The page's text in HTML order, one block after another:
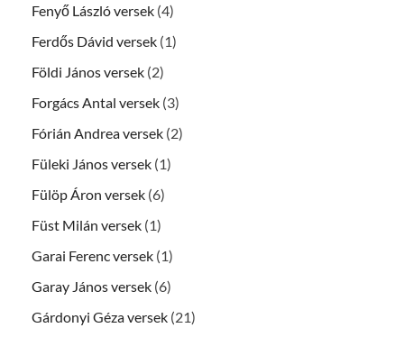
Fenyő László versek (4)
Ferdős Dávid versek (1)
Földi János versek (2)
Forgács Antal versek (3)
Fórián Andrea versek (2)
Füleki János versek (1)
Fülöp Áron versek (6)
Füst Milán versek (1)
Garai Ferenc versek (1)
Garay János versek (6)
Gárdonyi Géza versek (21)